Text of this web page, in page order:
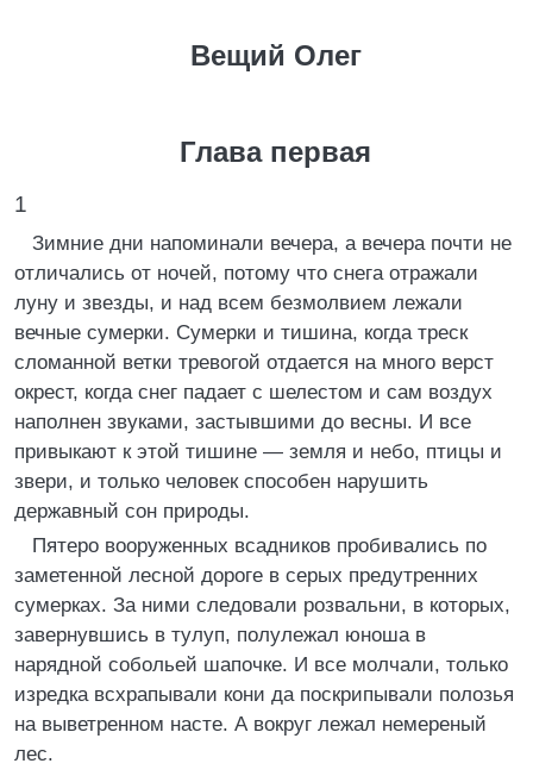
Вещий Олег
Глава первая
1
Зимние дни напоминали вечера, а вечера почти не
отличались от ночей, потому что снега отражали
луну и звезды, и над всем безмолвием лежали
вечные сумерки. Сумерки и тишина, когда треск
сломанной ветки тревогой отдается на много верст
окрест, когда снег падает с шелестом и сам воздух
наполнен звуками, застывшими до весны. И все
привыкают к этой тишине — земля и небо, птицы и
звери, и только человек способен нарушить
державный сон природы.
Пятеро вооруженных всадников пробивались по
заметенной лесной дороге в серых предутренних
сумерках. За ними следовали розвальни, в которых,
завернувшись в тулуп, полулежал юноша в
нарядной собольей шапочке. И все молчали, только
изредка всхрапывали кони да поскрипывали полозья
на выветренном насте. А вокруг лежал немереный
лес.